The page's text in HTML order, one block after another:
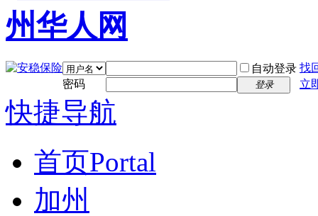
自动登录 找
密码
登录 立
快捷导航
首页Portal
加州